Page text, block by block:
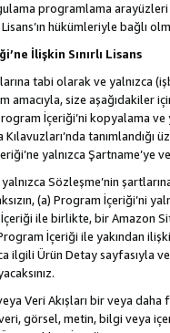
programlama
Lisans’ın hükümleriyle bağlı
İlişkin Sınırlı Lisans
tabi olarak ve yalnızca
amacıyla, size
İçeriği’ni kopyalama ve
Kılavuzları’nda
yalnızca
Sözleşme’nin
(a) Program İçeriği’ni
ile birlikte, bir Amazon
İçeriği ile yakından
ilgili Ürün Detay sayfasıyla
Veri Akışları bir veya
görsel, metin, bilgi veya